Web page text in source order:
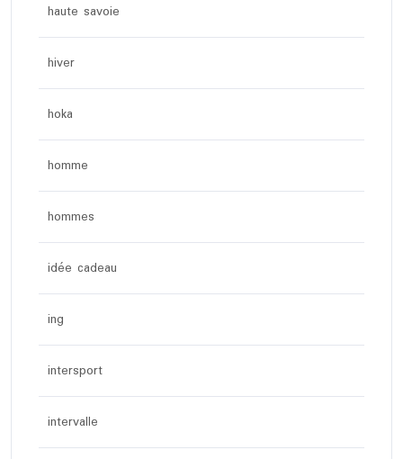
haute savoie
hiver
hoka
homme
hommes
idée cadeau
ing
intersport
intervalle